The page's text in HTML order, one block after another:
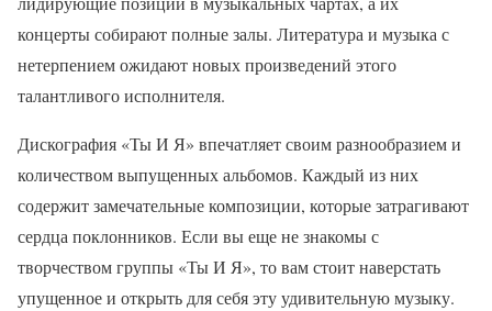
концерты собирают полные залы. Литература и музыка с
нетерпением ожидают новых произведений этого
талантливого исполнителя.
Дискография «Ты И Я» впечатляет своим разнообразием и
количеством выпущенных альбомов. Каждый из них
содержит замечательные композиции, которые затрагивают
сердца поклонников. Если вы еще не знакомы с
творчеством группы «Ты И Я», то вам стоит наверстать
упущенное и открыть для себя эту удивительную музыку.